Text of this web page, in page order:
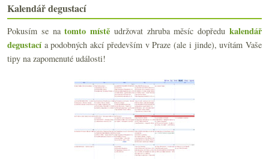
▼března(19)
Nepříjemná pravda o Bordeaux 2007?
Ryzlink Rýnský 2004 od Hrdiny
Výsledky ankety „Z modrých odrůd nejčastěji popíjí...
Začíná kampaň En Primeur 2007
Chybí a chybět nebude z Japonska
Nejen VOC za dobu mé nepřítomnosti…
Vínem proti prostorové orientaci
Degustace Champagne Drappier
Švestka, slanina, burgundské, švestka…
Projídáme se Japonskem
Kalendář degustací
Pokusím se natomto místě udržovat zhruba měsíc dopředukalendář
degustacía podobných akcí především v Praze (ale i jinde), uvítám Vaše
tipy na zapomenuté události!